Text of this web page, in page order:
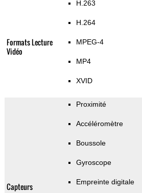
Formats Lecture
Vidéo
H.263
H.264
MPEG-4
MP4
XVID
Capteurs
Proximité
Accéléromètre
Boussole
Gyroscope
Empreinte digitale